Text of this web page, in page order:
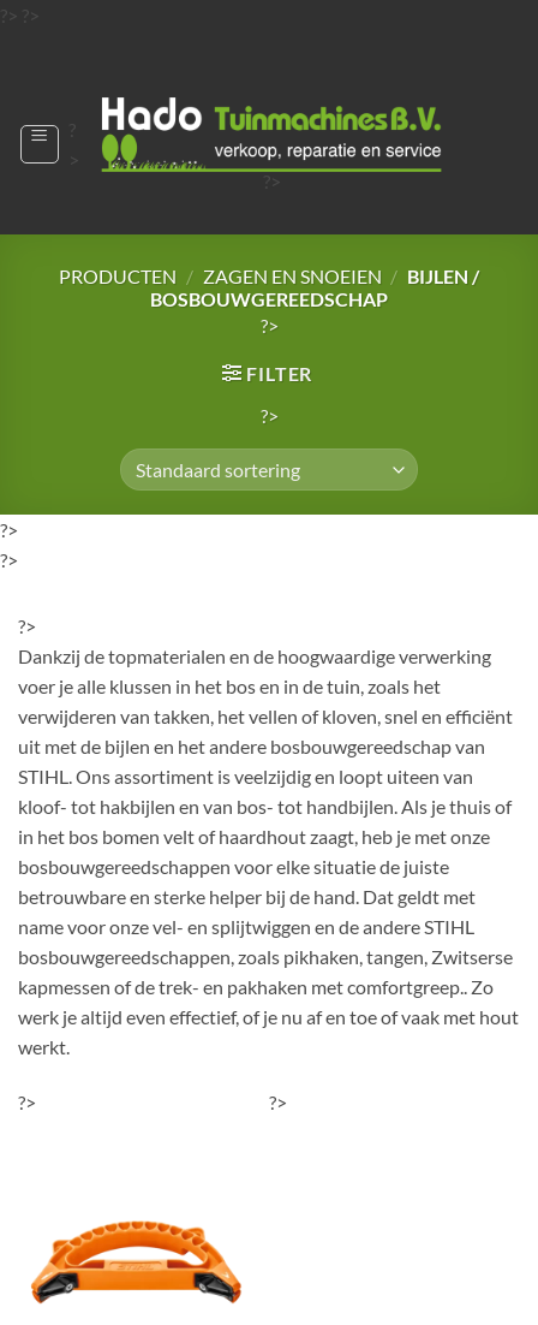
?> ?>
?>
?
PRODUCTEN / ZAGEN EN SNOEIEN / BIJLEN /
BOSBOUWGEREEDSCHAP
?>
FILTER
?>
?>
?>
?>
Dankzij de topmaterialen en de hoogwaardige verwerking
voer je alle klussen in het bos en in de tuin, zoals het
verwijderen van takken, het vellen of kloven, snel en efficiënt
uit met de bijlen en het andere bosbouwgereedschap van
STIHL. Ons assortiment is veelzijdig en loopt uiteen van
kloof- tot hakbijlen en van bos- tot handbijlen. Als je thuis of
in het bos bomen velt of haardhout zaagt, heb je met onze
bosbouwgereedschappen voor elke situatie de juiste
betrouwbare en sterke helper bij de hand. Dat geldt met
name voor onze vel- en splijtwiggen en de andere STIHL
bosbouwgereedschappen, zoals pikhaken, tangen, Zwitserse
kapmessen of de trek- en pakhaken met comfortgreep.. Zo
werk je altijd even effectief, of je nu af en toe of vaak met hout
werkt.
?> ?>